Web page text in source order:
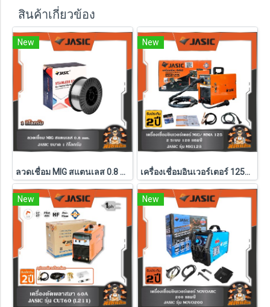
สินค้าเกี่ยวข้อง
New
ลวดเชื่อม MIG สแตนเลส 0.8 mm. JASIC (1-5กก.)
New
เครื่องเชื่อมอินเวอร์เตอร์ 125A รุ่น MIG125 JASIC
New New